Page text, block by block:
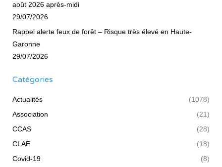
août 2026 après-midi
29/07/2026
Rappel alerte feux de forêt – Risque très élevé en Haute-
Garonne
29/07/2026
Catégories
Actualités
(1078)
Association
(21)
CCAS
(28)
CLAE
(18)
Covid-19
(8)